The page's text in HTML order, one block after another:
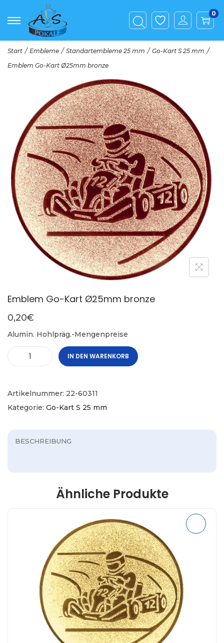
0
Start / Embleme / Standartembleme 25 mm / Go-Kart S 25 mm /
Emblem Go-Kart Ø25mm bronze
Emblem Go-Kart Ø25mm bronze
0,20€
Alumin. Hohlpräg.-Mengenpreise
IN DEN WARENKORB
Artikelnummer: 22-60311
Kategorie: Go-Kart S 25 mm
BESCHREIBUNG
Ähnliche Produkte